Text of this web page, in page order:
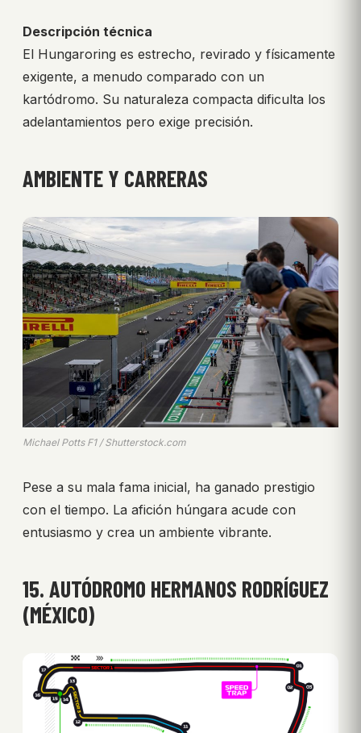
Descripción técnica
El Hungaroring es estrecho, revirado y físicamente
exigente, a menudo comparado con un
kartódromo. Su naturaleza compacta dificulta los
adelantamientos pero exige precisión.
AMBIENTE Y CARRERAS
Michael Potts F1 / Shutterstock.com
Pese a su mala fama inicial, ha ganado prestigio
con el tiempo. La afición húngara acude con
entusiasmo y crea un ambiente vibrante.
15. AUTÓDROMO HERMANOS RODRÍGUEZ
(MÉXICO)